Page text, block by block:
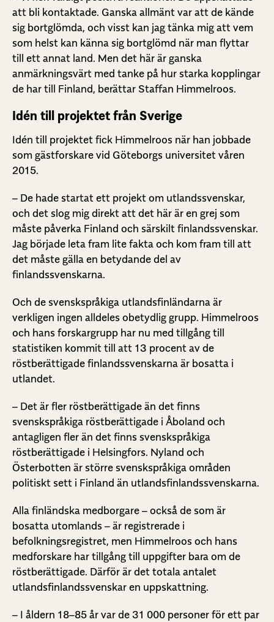
att bli kontaktade. Ganska allmänt var att de kände
sig bortglömda, och visst kan jag tänka mig att vem
som helst kan känna sig bortglömd när man flyttar
till ett annat land. Men det här är ganska
anmärkningsvärt med tanke på hur starka kopplingar
de har till Finland, berättar Staffan Himmelroos.
Idén till projektet från Sverige
Idén till projektet fick Himmelroos när han jobbade
som gästforskare vid Göteborgs universitet våren
2015.
– De hade startat ett projekt om utlandssvenskar,
och det slog mig direkt att det här är en grej som
måste påverka Finland och särskilt finlandssvenskar.
Jag började leta fram lite fakta och kom fram till att
det måste gälla en betydande del av
finlandssvenskarna.
Och de svenskspråkiga utlandsfinländarna är
verkligen ingen alldeles obetydlig grupp. Himmelroos
och hans forskargrupp har nu med tillgång till
statistiken kommit till att 13 procent av de
röstberättigade finlandssvenskarna är bosatta i
utlandet.
– Det är fler röstberättigade än det finns
svenskspråkiga röstberättigade i Åboland och
antagligen fler än det finns svenskspråkiga
röstberättigade i Helsingfors. Nyland och
Österbotten är större svenskspråkiga områden
politiskt sett i Finland än utlandsfinlandssvenskarna.
Alla finländska medborgare – också de som är
bosatta utomlands – är registrerade i
befolkningsregistret, men Himmelroos och hans
medforskare har tillgång till uppgifter bara om de
röstberättigade. Därför är det totala antalet
utlandsfinlandssvenskar en uppskattning.
– I åldern 18–85 år var de 31 000 personer för ett par